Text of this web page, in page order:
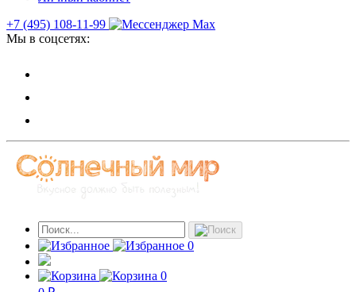
+7 (495) 108-11-99
Мы в соцсетях:
0
0